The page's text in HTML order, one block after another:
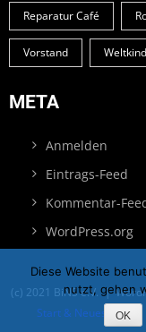
Reparatur Café
Vorstand
META
Anmelden
Eintrags-Feed
Kommentar-
WordPress.org
(c) 2021 BiNS e.V. |
Start & Neues
Blog
Diese Website
nutzt, gehen
OK